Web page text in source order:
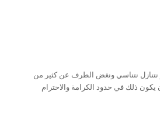
نتنازل نتناسي ونغض الطرف عن كثير من
ذلك في حدود الكرامة والاحترام